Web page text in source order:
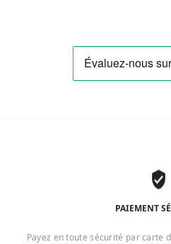
PAIEMENT
Payez en toute sécurité par carte